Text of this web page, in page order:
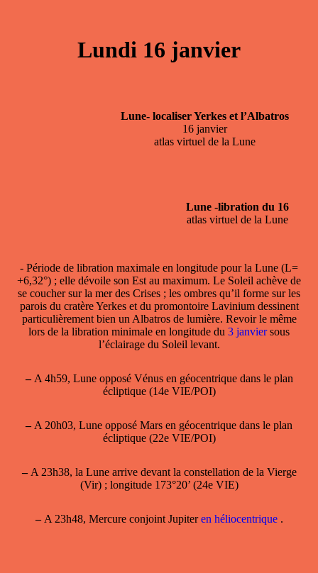
Lundi 16 janvier
Lune- localiser Yerkes et l’Albatros
16 janvier
atlas virtuel de la Lune
Lune -libration du 16
atlas virtuel de la Lune
- Période de libration maximale en longitude pour la Lune (L=
+6,32°) ; elle dévoile son Est au maximum. Le Soleil achève de
se coucher sur la mer des Crises ; les ombres qu’il forme sur les
parois du cratère Yerkes et du promontoire Lavinium dessinent
particulièrement bien un Albatros de lumière. Revoir le même
lors de la libration minimale en longitude du 3 janviersous
l’éclairage du Soleil levant.
–A 4h59, Lune opposé Vénus en géocentrique dans le plan
écliptique (14e VIE/POI)
–A 20h03, Lune opposé Mars en géocentrique dans le plan
écliptique (22e VIE/POI)
–A 23h38, la Lune arrive devant la constellation de la Vierge
(Vir) ; longitude 173°20’ (24e VIE)
–A 23h48, Mercure conjoint Jupiteren héliocentrique .